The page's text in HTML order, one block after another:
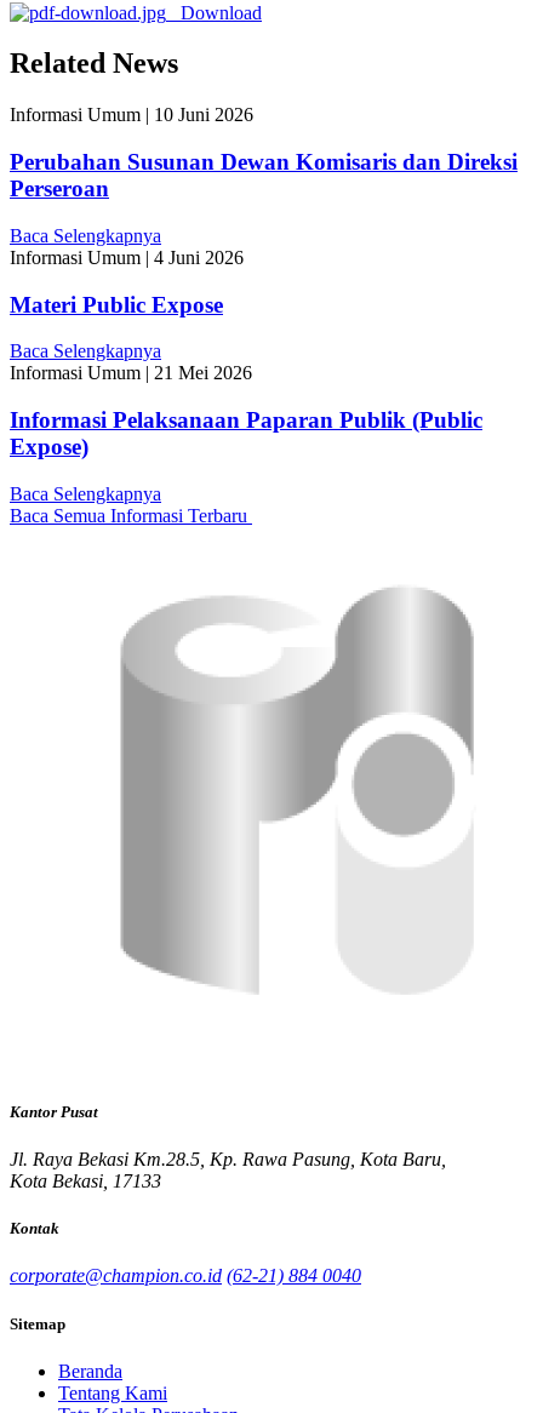
Download
Related News
Informasi Umum | 10 Juni 2026
Perubahan Susunan Dewan Komisaris dan Direksi
Perseroan
Baca Selengkapnya
Informasi Umum | 4 Juni 2026
Materi Public Expose
Baca Selengkapnya
Informasi Umum | 21 Mei 2026
Informasi Pelaksanaan Paparan Publik (Public
Expose)
Baca Selengkapnya
Baca Semua Informasi Terbaru
Kantor Pusat
Jl. Raya Bekasi Km.28.5, Kp. Rawa Pasung, Kota Baru,
Kota Bekasi, 17133
Kontak
corporate@champion.co.id (62-21) 884 0040
Sitemap
Beranda
Tentang Kami